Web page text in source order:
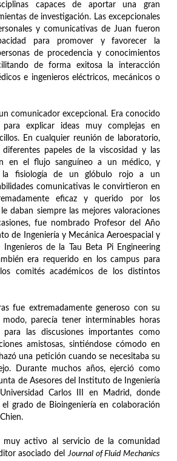
capaces de aportar una gran
de investigación. Las excepcionales
y comunicativas de Juan fueron
para promover y favorecer la
de procedencia y conocimientos
de forma exitosa la interacción
e ingenieros eléctricos, mecánicos o
comunicador excepcional. Era conocido
explicar ideas muy complejas en
En cualquier reunión de laboratorio,
papeles de la viscosidad y las
en el flujo sanguíneo a un médico, y
la fisiología de un glóbulo rojo a un
comunicativas le convirtieron en
eficaz y querido por los
daban siempre las mejores valoraciones
fue nombrado Profesor del Año
de Ingeniería y Mecánica Aeroespacial y
de la Tau Beta Pi Engineering
era requerido en los campus para
comités académicos de los distintos
fue extremadamente generoso con su
parecía tener interminables horas
para las discusiones importantes como
amistosas, sintiéndose cómodo en
una petición cuando se necesitaba su
Durante muchos años, ejerció como
de Asesores del Instituto de Ingeniería
Carlos III en Madrid, donde
grado de Bioingeniería en colaboración
muy activo al servicio de la comunidad
asociado delJournal of Fluid Mechanics